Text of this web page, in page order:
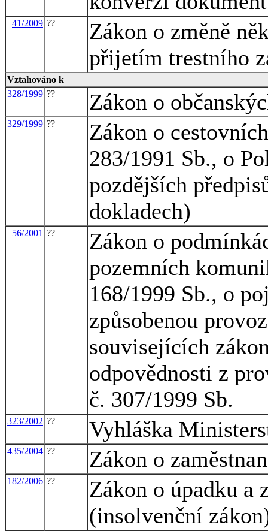
41/2009 ??
Zákon o změně
přijetím trestního
Vztahováno k
328/1999 ?? Zákon o
329/1999 ??
Zákon o
283/1991 Sb., o
pozdějších
dokladech)
56/2001 ??
Zákon o
pozemních
168/1999 Sb., o
způsobenou
souvisejících
odpovědnosti z
č. 307/1999 Sb.
323/2002 ?? Vyhláška
435/2004 ?? Zákon o
182/2006 ??
Zákon o úpadku a
(insolvenční